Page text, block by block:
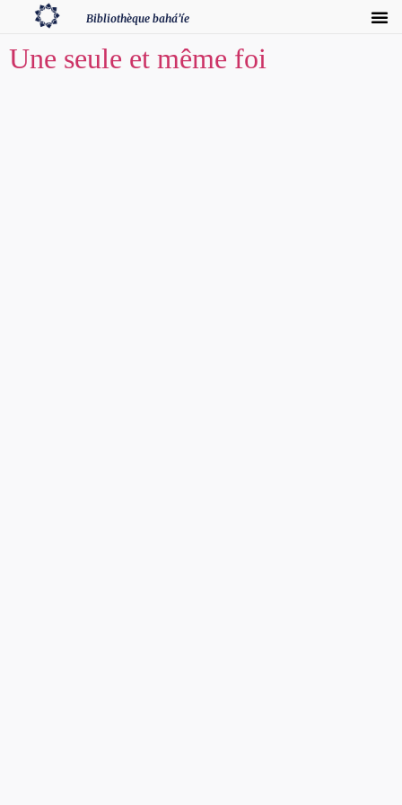
Bibliothèque bahá’íe
Une seule et même foi